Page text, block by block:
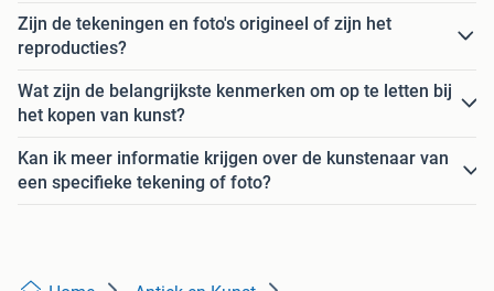
Zijn de tekeningen en foto's origineel of zijn het
reproducties?
Wat zijn de belangrijkste kenmerken om op te letten bij
het kopen van kunst?
Kan ik meer informatie krijgen over de kunstenaar van
een specifieke tekening of foto?